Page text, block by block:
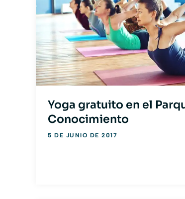
Yoga gratuito en el
Conocimiento
5 DE JUNIO DE 2017